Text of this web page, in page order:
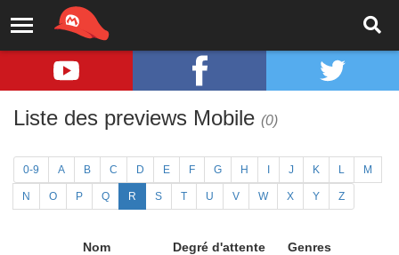
Liste des previews Mobile (0)
0-9 A B C D E F G H J K L M
N O P Q R S T U V W X Y Z
Nom Degré d'attente Genres